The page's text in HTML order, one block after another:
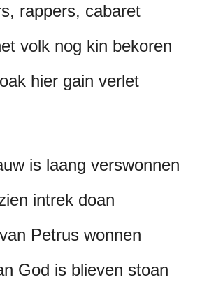
rappers, cabaret
volk nog kin bekoren
hier gain verlet
is laang verswonnen
intrek doan
Petrus wonnen
God is blieven stoan